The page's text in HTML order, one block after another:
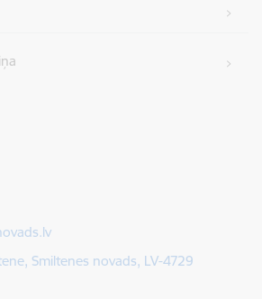
Smiltenes novads, LV-4729